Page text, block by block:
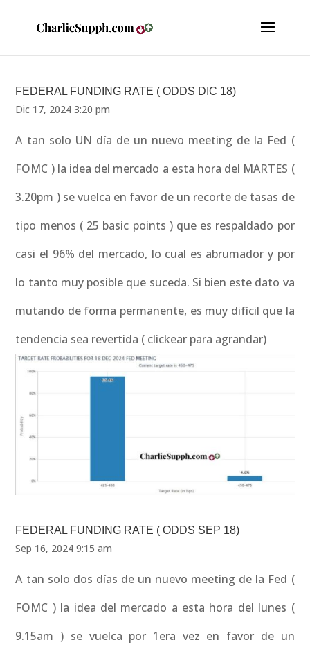
FEDERAL FUNDING RATE ( ODDS DIC 18)
Dic 17, 2024 3:20 pm
A tan solo UN día de un nuevo meeting de la Fed (
FOMC ) la idea del mercado a esta hora del MARTES (
3.20pm ) se vuelca en favor de un recorte de tasas de
tipo menos ( 25 basic points ) que es respaldado por
casi el 96% del mercado, lo cual es abrumador y por
lo tanto muy posible que suceda. Si bien este dato va
mutando de forma permanente, es muy difícil que la
tendencia sea revertida ( clickear para agrandar)
FEDERAL FUNDING RATE ( ODDS SEP 18)
Sep 16, 2024 9:15 am
A tan solo dos días de un nuevo meeting de la Fed (
FOMC ) la idea del mercado a esta hora del lunes (
9.15am ) se vuelca por 1era vez en favor de un